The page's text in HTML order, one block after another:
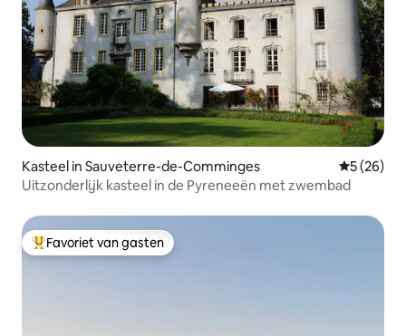
Kasteel in Sauveterre-de-Comminges
5 (26)
Uitzonderlijk kasteel in de Pyreneeën met zwembad
Topfavoriet van gasten
Favoriet van gasten